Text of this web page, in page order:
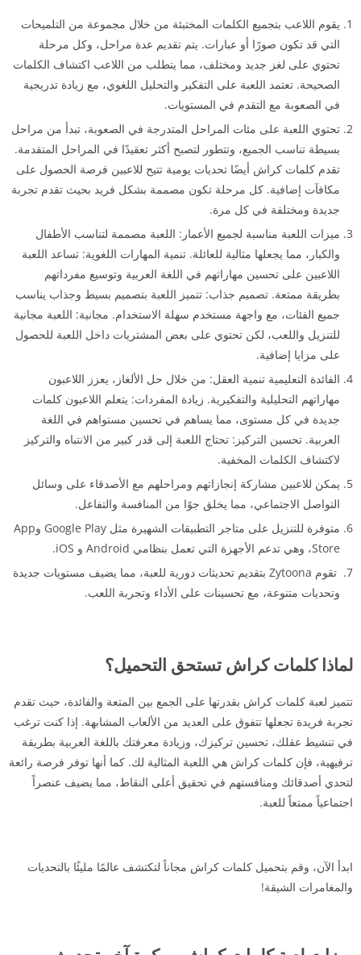
يقوم اللاعب بتجميع الكلمات المختبئة من خلال مجموعة من التلميحات
التي قد تكون صورًا أو عبارات. يتم تقديم عدة مراحل، وكل مرحلة
تحتوي على لغز جديد ومختلف، مما يتطلب من اللاعب اكتشاف الكلمات
الصحيحة. تعتمد اللعبة على التفكير والتحليل اللغوي، مع زيادة تدريجية
في الصعوبة مع التقدم في المستويات.
تحتوي اللعبة على مئات المراحل المتدرجة في الصعوبة، تبدأ من مراحل
بسيطة تناسب الجميع، وتتطور لتصبح أكثر تعقيدًا في المراحل المتقدمة.
تقدم كلمات كراش أيضًا تحديات يومية تتيح للاعبين فرصة الحصول على
مكافآت إضافية. كل مرحلة تكون مصممة بشكل فريد بحيث تقدم تجربة
جديدة ومختلفة في كل مرة.
ميزات اللعبة مناسبة لجميع الأعمار: اللعبة مصممة لتناسب الأطفال
والكبار، مما يجعلها مثالية للعائلة. تنمية المهارات اللغوية: تساعد اللعبة
اللاعبين على تحسين مهاراتهم في اللغة العربية وتوسيع مفرداتهم
بطريقة ممتعة. تصميم جذاب: تتميز اللعبة بتصميم بسيط وجذاب يناسب
جميع الفئات، مع واجهة مستخدم سهلة الاستخدام. مجانية: اللعبة مجانية
للتنزيل واللعب، لكن تحتوي على بعض المشتريات داخل اللعبة للحصول
على مزايا إضافية.
الفائدة التعليمية تنمية العقل: من خلال حل الألغاز، يعزز اللاعبون
مهاراتهم التحليلية والتفكيرية. زيادة المفردات: يتعلم اللاعبون كلمات
جديدة في كل مستوى، مما يساهم في تحسين مستواهم في اللغة
العربية. تحسين التركيز: تحتاج اللعبة إلى قدر كبير من الانتباه والتركيز
لاكتشاف الكلمات المخفية.
يمكن للاعبين مشاركة إنجازاتهم ومراحلهم مع الأصدقاء على وسائل
التواصل الاجتماعي، مما يخلق جوًا من المنافسة والتفاعل.
متوفرة للتنزيل على متاجر التطبيقات الشهيرة مثل Google Play وApp
Store، وهي تدعم الأجهزة التي تعمل بنظامي Android و iOS.
تقوم Zytoona بتقديم تحديثات دورية للعبة، مما يضيف مستويات جديدة
وتحديات متنوعة، مع تحسينات على الأداء وتجربة اللعب.
لماذا كلمات كراش تستحق التحميل؟
تتميز لعبة كلمات كراش بقدرتها على الجمع بين المتعة والفائدة، حيث تقدم
تجربة فريدة تجعلها تتفوق على العديد من الألعاب المشابهة. إذا كنت ترغب
في تنشيط عقلك، تحسين تركيزك، وزيادة معرفتك باللغة العربية بطريقة
ترفيهية، فإن كلمات كراش هي اللعبة المثالية لك. كما أنها توفر فرصة رائعة
لتحدي أصدقائك ومنافستهم في تحقيق أعلى النقاط، مما يضيف عنصراً
اجتماعياً ممتعاً للعبة.
ابدأ الآن، وقم بتحميل كلمات كراش مجاناً لتكتشف عالمًا مليئًا بالتحديات
والمغامرات الشيقة!